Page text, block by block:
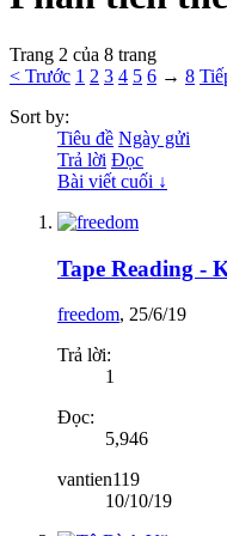
Trang 2 của 8 trang
< Trước 1 2 3 4 5 6 → 8
Sort by:
Tiêu đề Ngày gửi
Trả lời Đọc
Bài viết cuối ↓
Tape Reading -
freedom, 25/6/19
Trả lời:
1
Đọc:
5,946
vantien119
10/10/19